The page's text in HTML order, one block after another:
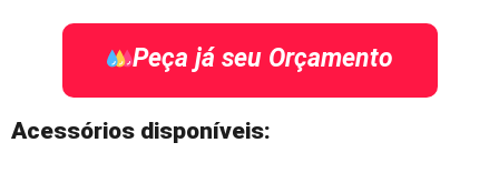
Peça já seu Orçamento
Acessórios disponíveis: